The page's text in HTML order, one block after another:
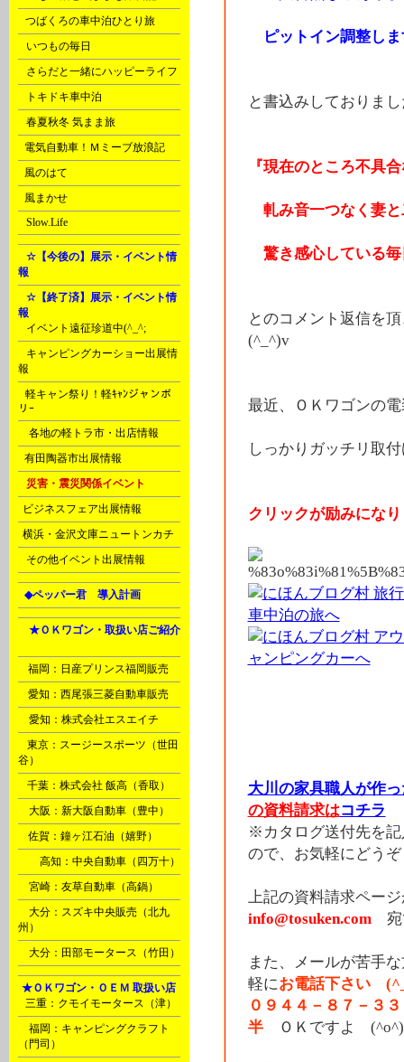
つばくろの車中泊ひとり旅
いつもの毎日
さらだと一緒にハッピーライフ
トキドキ車中泊
春夏秋冬 気まま旅
電気自動車！Ｍミーブ放浪記
風のはて
風まかせ
Slow.Life
☆【今後の】展示・イベント情
報
☆【終了済】展示・イベント情
報
イベント遠征珍道中(^_^;
キャンピングカーショー出展情
報
軽キャン祭り！軽ｷｬﾝジャンボ
リｰ
各地の軽トラ市・出店情報
有田陶器市出展情報
災害・震災関係イベント
ビジネスフェア出展情報
横浜・金沢文庫ニュートンカチ
その他イベント出展情報
◆ペッパー君 導入計画
★ＯＫワゴン・取扱い店ご紹介
福岡：日産プリンス福岡販売
愛知：西尾張三菱自動車販売
愛知：株式会社エスエイチ
東京：スージースポーツ（世田
谷）
千葉：株式会社 飯高（香取）
大阪：新大阪自動車（豊中）
佐賀：鐘ヶ江石油（嬉野）
高知：中央自動車（四万十）
宮崎：友草自動車（高鍋）
大分：スズキ中央販売（北九
州）
大分：田部モータース（竹田）
★ＯＫワゴン・ＯＥＭ 取扱い店
三重：クモイモータース（津）
福岡：キャンピングクラフト
（門司）
ピットイン調整し
と書込みしておりま
『現在のところ不具
軋み音一つなく妻と
驚き感心している毎
とのコメント返信を
(^_^)v
最近、ＯＫワゴンの
しっかりガッチリ取
クリックが励みにな
大川の家具職人が作
の資料請求はコチラ
※カタログ送付先を
ので、お気軽にどう
上記の資料請求ペー
info@tosuken.com宛
また、メールが苦手
軽にお電話下さい
０９４４－８７－３
半ＯＫですよ